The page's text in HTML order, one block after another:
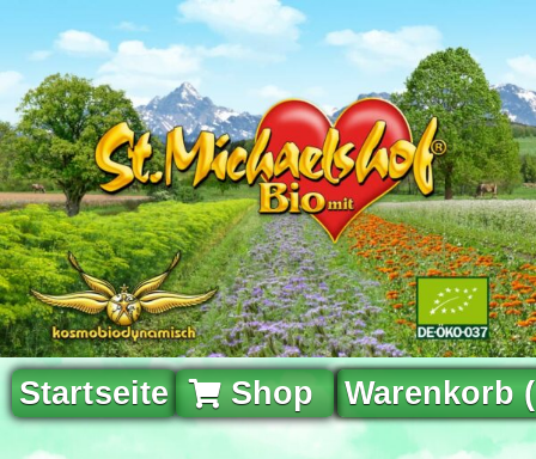
Startseite Shop Warenkorb